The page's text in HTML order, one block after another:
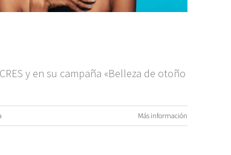
y en su campaña «Belleza de otoño
Más información